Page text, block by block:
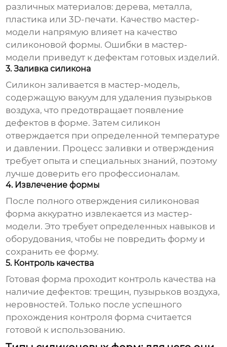
различных материалов: дерева, металла,
пластика или 3D-печати. Качество мастер-
модели напрямую влияет на качество
силиконовой формы. Ошибки в мастер-
модели приведут к дефектам готовых изделий.
3. Заливка силикона
Силикон заливается в мастер-модель,
содержащую вакуум для удаления пузырьков
воздуха, что предотвращает появление
дефектов в форме. Затем силикон
отверждается при определенной температуре
и давлении. Процесс заливки и отверждения
требует опыта и специальных знаний, поэтому
лучше доверить его профессионалам.
4. Извлечение формы
После полного отверждения силиконовая
форма аккуратно извлекается из мастер-
модели. Это требует определенных навыков и
оборудования, чтобы не повредить форму и
сохранить ее форму.
5. Контроль качества
Готовая форма проходит контроль качества на
наличие дефектов: трещин, пузырьков воздуха,
неровностей. Только после успешного
прохождения контроля форма считается
готовой к использованию.